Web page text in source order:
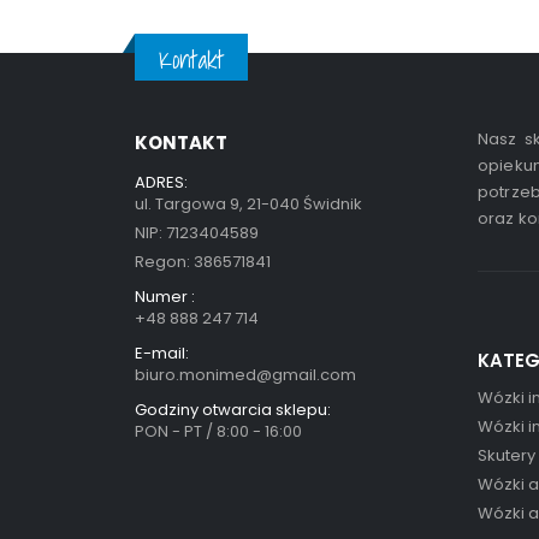
Kontakt
KONTAKT
ADRES:
ul. Targowa 9, 21-040 Świdnik
NIP: 7123404589
Regon: 386571841
Numer :
+48 888 247 714
E-mail:
biuro.monimed@gmail.com
Godziny otwarcia sklepu:
PON - PT / 8:00 - 16:00
Nasz
oraz
Wózki
Wózki
Wózki
Wózki